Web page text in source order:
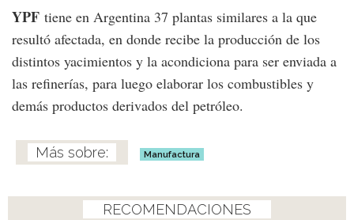
YPF tiene en Argentina 37 plantas similares a la que
resultó afectada, en donde recibe la producción de los
distintos yacimientos y la acondiciona para ser enviada a
las refinerías, para luego elaborar los combustibles y
demás productos derivados del petróleo.
Manufactura
RECOMENDACIONES